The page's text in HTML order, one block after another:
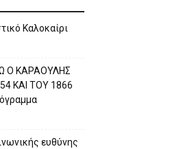
Καλοκαίρι
Ο ΚΑΡΑΟΥΛΗΣ
ΚΑΙ ΤΟΥ 1866
ευθύνης